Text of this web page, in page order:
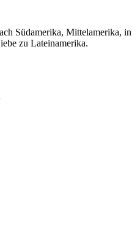
Südamerika, Mittelamerika, in
zu Lateinamerika.